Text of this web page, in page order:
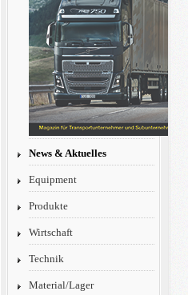
News & Aktuelles
Equipment
Produkte
Wirtschaft
Technik
Material/Lager